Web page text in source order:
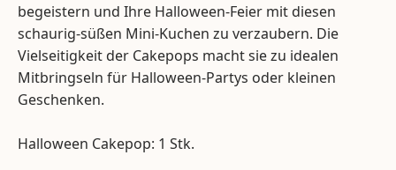
begeistern und Ihre Halloween-Feier mit diesen
schaurig-süßen Mini-Kuchen zu verzaubern. Die
Vielseitigkeit der Cakepops macht sie zu idealen
Mitbringseln für Halloween-Partys oder kleinen
Geschenken.
Halloween Cakepop: 1 Stk.